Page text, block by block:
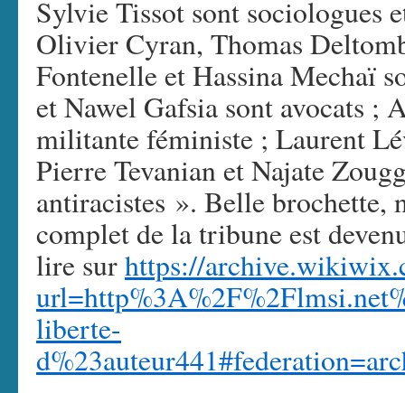
Sylvie Tissot sont sociologues
Olivier Cyran, Thomas
Fontenelle et Hassina Mechaï
et Nawel Gafsia sont avocats ;
militante féministe ; Laurent
Pierre Tevanian et Najate
antiracistes ». Belle brochette,
complet de la tribune est
lire surhttps://
liberte-